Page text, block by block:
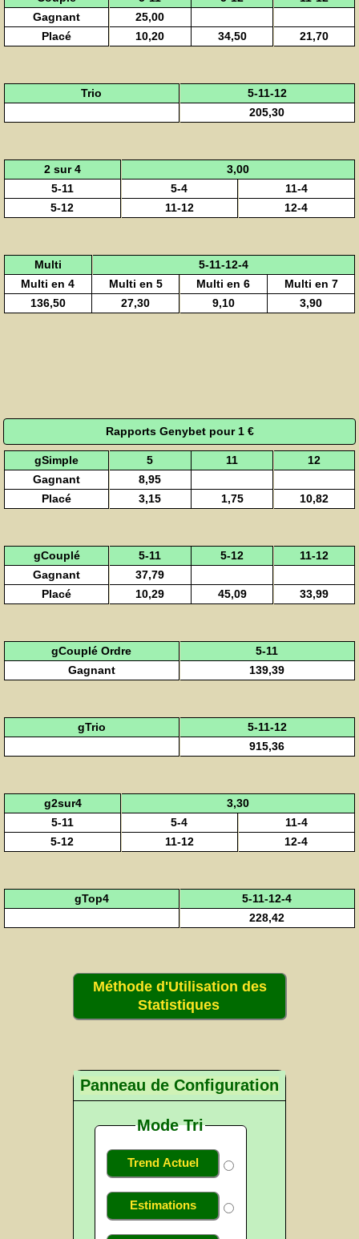
Gagnant
25,00
Placé
10,20 34,50 21,70
Trio
5-11-12
205,30
2 sur 4
3,00
5-11
5-4
11-4
5-12
11-12 12-4
Multi
5-11-12-4
Multi en 4
Multi en 5 Multi en 6
Multi en 7
136,50
27,30 9,10 3,90
Rapports Genybet pour 1 €
gSimple 5 11
12
Gagnant
8,95
Placé
3,15 1,75 10,82
gCouplé 5-11 5-12
11-12
Gagnant
37,79
Placé
10,29 45,09 33,99
gCouplé Ordre
5-11
Gagnant
139,39
gTrio
5-11-12
915,36
g2sur4
3,30
5-11
5-4
11-4
5-12
11-12 12-4
gTop4
5-11-12-4
228,42
Méthode d'Utilisation des
Statistiques
Panneau de Configuration
Mode Tri
Trend Actuel
Estimations